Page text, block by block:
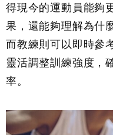
得現今的運動員能夠
果，還能夠理解為什
而教練則可以即時參
靈活調整訓練強度，
率。